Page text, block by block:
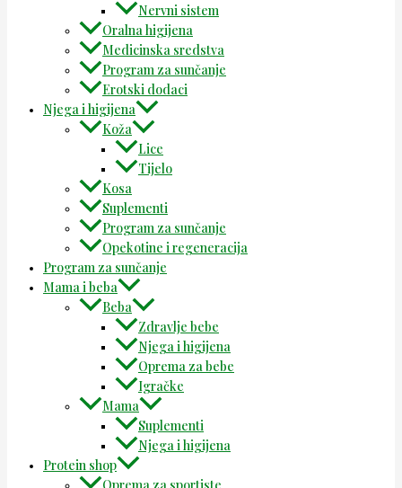
Nervni sistem
Oralna higijena
Medicinska sredstva
Program za sunčanje
Erotski dodaci
Njega i higijena
Koža
Lice
Tijelo
Kosa
Suplementi
Program za sunčanje
Opekotine i regeneracija
Program za sunčanje
Mama i beba
Beba
Zdravlje bebe
Njega i higijena
Oprema za bebe
Igračke
Mama
Suplementi
Njega i higijena
Protein shop